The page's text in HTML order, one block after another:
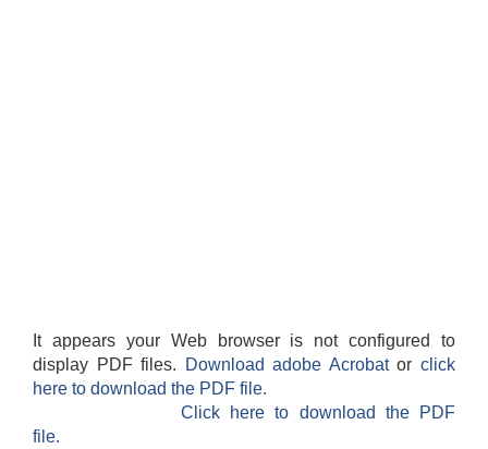
It appears your Web browser is not configured to
display PDF files.
Download adobe Acrobatorclick
here to download the PDF file.
Click here to download the PDF
file.